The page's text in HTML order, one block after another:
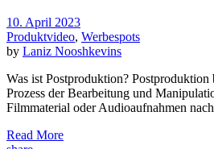
10. April 2023
Produktvideo, Werbespots
by Laniz Nooshkevins
Was ist Postproduktion? Postproduktion
Prozess der Bearbeitung und
Filmmaterial oder Audioaufnahmen
Read More